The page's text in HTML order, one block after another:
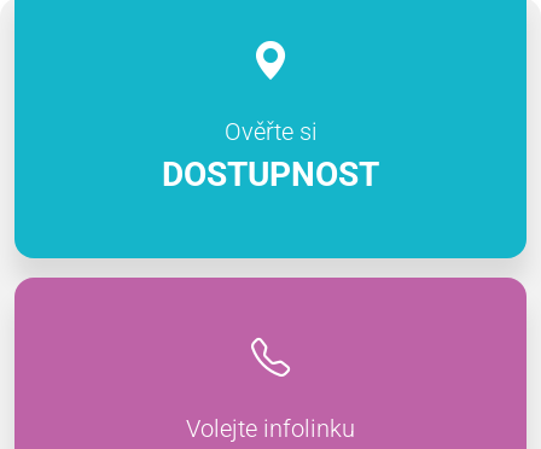
Ověřte si
DOSTUPNOST
Volejte infolinku